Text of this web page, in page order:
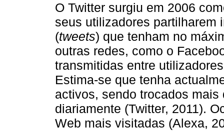
O Twitter surgiu em 2006
seus utilizadores partilharem
(tweets) que tenham no
outras redes, como o
transmitidas entre
Estima-se que tenha
activos, sendo trocados
diariamente (Twitter, 2011).
Web mais visitadas (Alexa,